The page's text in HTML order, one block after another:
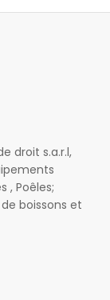
droit s.a.r.l,
, Poêles;
boissons et